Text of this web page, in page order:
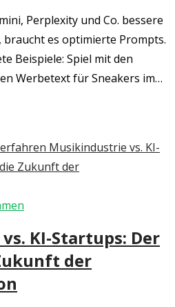
Perplexity und Co. bessere
braucht es optimierte Prompts.
Beispiele: Spiel mit den
Werbetext für Sneakers im…
KI-Startups: Der
der